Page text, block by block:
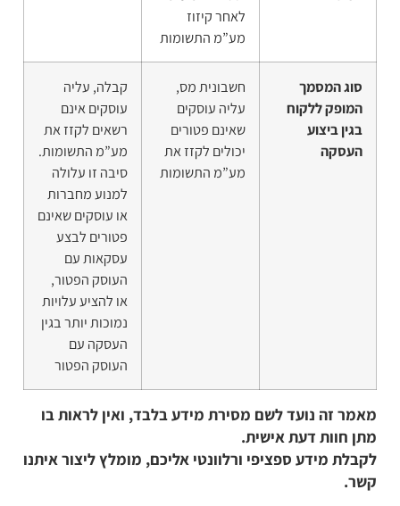
לאחר קיזוז
מע”מ התשומות
סוג המסמך
המופק ללקוח
בגין ביצוע
העסקה
חשבונית מס,
עליה עוסקים
שאינם פטורים
יכולים לקזז את
מע”מ התשומות
קבלה, עליה
עוסקים אינם
רשאים לקזז את
מע”מ התשומות.
סיבה זו עלולה
למנוע מחברות
או עוסקים שאינם
פטורים לבצע
עסקאות עם
העוסק הפטור,
או להציע עלויות
נמוכות יותר בגין
העסקה עם
העוסק הפטור
זה נועד לשם מסירת מידע בלבד, ואין לראות בו
חוות דעת אישית.
מידע ספציפי ורלוונטי אליכם, מומלץ ליצור איתנו